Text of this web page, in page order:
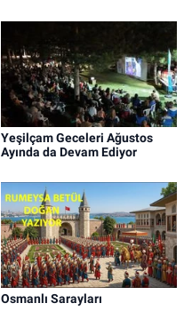
Yeşilçam Geceleri Ağustos
Ayında da Devam Ediyor
Osmanlı Sarayları